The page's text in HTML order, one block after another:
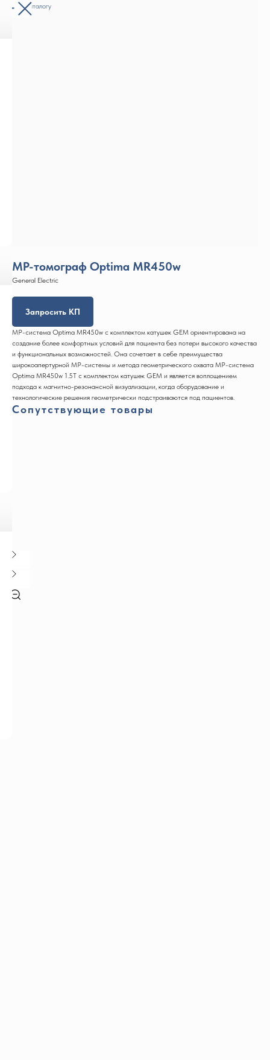
Назад к каталогу
МР-томограф Optima MR450w
General Electric
Запросить КП
МР-система Optima MR450w с комплектом катушек GEM ориентирована на
создание более комфортных условий для пациента без потери высокого качества
и функциональных возможностей. Она сочетает в себе преимущества
широкоапертурной МР-системы и метода геометрического охвата МР-система
Optima MR450w 1.5Т с комплектом катушек GEM и является воплощением
подхода к магнитно-резонансной визуализации, когда оборудование и
технологические решения геометрически подстраиваются под пациентов.
Сопутствующие товары